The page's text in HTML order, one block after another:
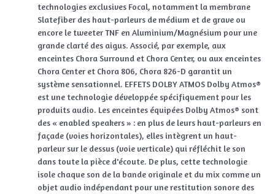
technologies exclusives Focal, notamment la membrane
Slatefiber des haut-parleurs de médium et de grave ou
encore le tweeter TNF en Aluminium/Magnésium pour une
grande clarté des aigus. Associé, par exemple, aux
enceintes Chora Surround et Chora Center, ou aux enceintes
Chora Center et Chora 806, Chora 826-D garantit un
système sensationnel. EFFETS DOLBY ATMOS Dolby Atmos®
est une technologie développée spécifiquement pour les
produits audio. Les enceintes équipées Dolby Atmos® sont
des « enabled speakers » : en plus de leurs haut-parleurs en
façade (voies horizontales), elles intègrent un haut-
parleur sur le dessus (voie verticale) qui réfléchit le son
dans toute la pièce d'écoute. De plus, cette technologie
isole chaque son de la bande originale et du mix comme un
objet audio indépendant pour une restitution sonore des